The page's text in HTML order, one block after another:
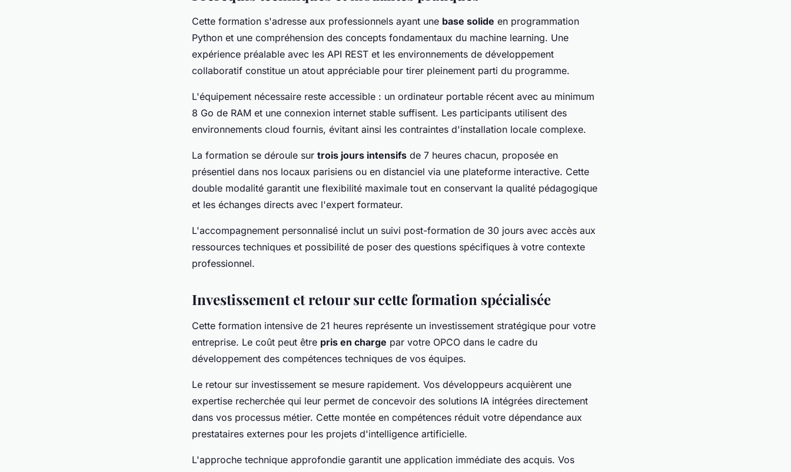
Cette formation s'adresse aux professionnels ayant une base solide en programmation
Python et une compréhension des concepts fondamentaux du machine learning. Une
expérience préalable avec les API REST et les environnements de développement
collaboratif constitue un atout appréciable pour tirer pleinement parti du programme.
L'équipement nécessaire reste accessible : un ordinateur portable récent avec au minimum
8 Go de RAM et une connexion internet stable suffisent. Les participants utilisent des
environnements cloud fournis, évitant ainsi les contraintes d'installation locale complexe.
La formation se déroule sur trois jours intensifs de 7 heures chacun, proposée en
présentiel dans nos locaux parisiens ou en distanciel via une plateforme interactive. Cette
double modalité garantit une flexibilité maximale tout en conservant la qualité pédagogique
et les échanges directs avec l'expert formateur.
L'accompagnement personnalisé inclut un suivi post-formation de 30 jours avec accès aux
ressources techniques et possibilité de poser des questions spécifiques à votre contexte
professionnel.
Investissement et retour sur cette formation spécialisée
Cette formation intensive de 21 heures représente un investissement stratégique pour votre
entreprise. Le coût peut être pris en charge par votre OPCO dans le cadre du
développement des compétences techniques de vos équipes.
Le retour sur investissement se mesure rapidement. Vos développeurs acquièrent une
expertise recherchée qui leur permet de concevoir des solutions IA intégrées directement
dans vos processus métier. Cette montée en compétences réduit votre dépendance aux
prestataires externes pour les projets d'intelligence artificielle.
L'approche technique approfondie garantit une application immédiate des acquis. Vos